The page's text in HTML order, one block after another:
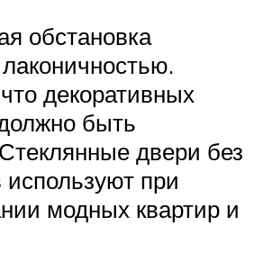
обстановка
декоративных
быть
двери без
используют при
модных квартир и